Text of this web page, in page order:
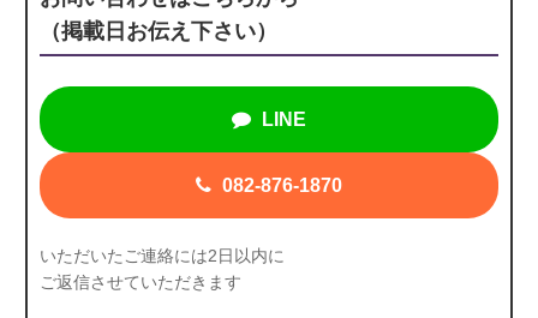
（掲載日お伝え下さい）
LINE
082-876-1870
いただいたご連絡には2日以内に
ご返信させていただきます